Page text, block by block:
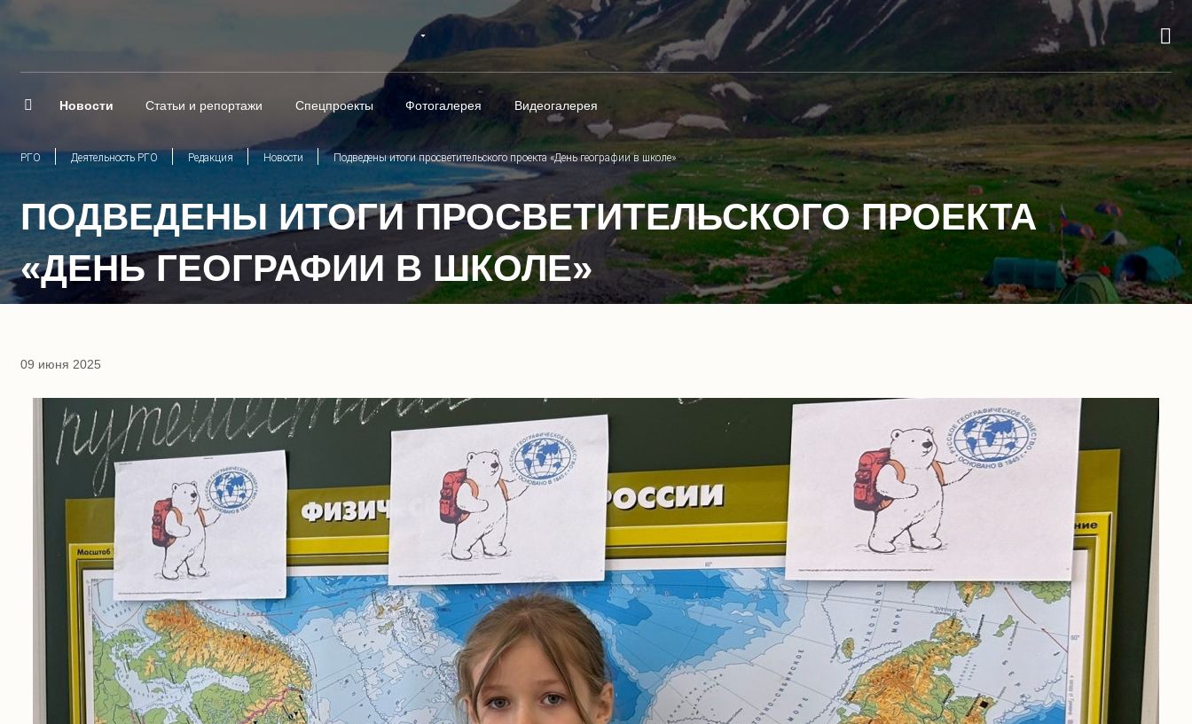
Новости Статьи и репортажи Спецпроекты Фотогалерея Видеогалерея
РГО Деятельность РГО Редакция Новости Подведены итоги просветительского проекта «День географии в школе»
ПОДВЕДЕНЫ ИТОГИ ПРОСВЕТИТЕЛЬСКОГО ПРОЕКТА
«ДЕНЬ ГЕОГРАФИИ В ШКОЛЕ»
09 июня 2025